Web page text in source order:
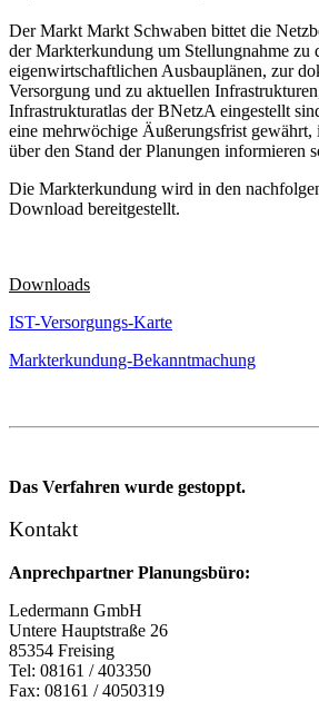
Der Markt Markt Schwaben bittet die
der Markterkundung um Stellungnahme zu
eigenwirtschaftlichen Ausbauplänen, zur
Versorgung und zu aktuellen
Infrastrukturatlas der BNetzA eingestellt
eine mehrwöchige Äußerungsfrist gewährt,
über den Stand der Planungen informieren
Die Markterkundung wird in den
Download bereitgestellt.
Downloads
IST-Versorgungs-Karte
Markterkundung-Bekanntmachung
Das Verfahren wurde gestoppt.
Kontakt
Anprechpartner Planungsbüro:
Ledermann GmbH
Untere Hauptstraße 26
85354 Freising
Tel: 08161 / 403350
Fax: 08161 / 4050319